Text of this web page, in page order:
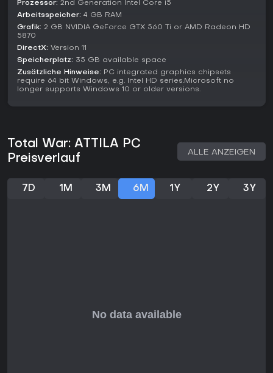
unterschiedliche kulturelle und militärische Ansätze.
Lohnt es sich?
Entscheidungen lieben, finden hier eine fesselnde
Herausforderung. Das Spiel stößt auf sehr positive
Resonanz: 80 Prozent der über 26.000 Bewertungen
empfehlen es, Kritiker notieren Durchschnittswerte um die 80
weiterhin für Custom-Content und halten die Community
Wer Spiele mit vielschichtigen Mechaniken zu
Reichsmanagement und Schlachttaktik mag, besonders in
rauer historischer Kulisse, profitiert enorm. Leichtere
Komplexität und Lernkurve scheitern.
Prozessor: 2nd Generation Intel Core i5
Arbeitsspeicher: 4 GB RAM
Grafik: 2 GB NVIDIA GeForce GTX 560 Ti or AMD Radeon HD
5870
DirectX: Version 11
Speicherplatz: 35 GB available space
Zusätzliche Hinweise: PC integrated graphics chipsets
require 64 bit Windows, e.g. Intel HD series.Microsoft no
longer supports Windows 10 or older versions.
Total War: ATTILA PC
Preisverlauf
ALLE ANZEIGEN
7D 1M 3M 6M 1Y 2Y 3Y